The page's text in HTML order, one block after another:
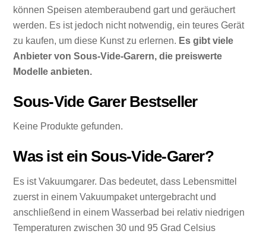
können Speisen atemberaubend gart und geräuchert
werden. Es ist jedoch nicht notwendig, ein teures Gerät
zu kaufen, um diese Kunst zu erlernen. Es gibt viele
Anbieter von Sous-Vide-Garern, die preiswerte
Modelle anbieten.
Sous-Vide Garer Bestseller
Keine Produkte gefunden.
Was ist ein Sous-Vide-Garer?
Es ist Vakuumgarer. Das bedeutet, dass Lebensmittel
zuerst in einem Vakuumpaket untergebracht und
anschließend in einem Wasserbad bei relativ niedrigen
Temperaturen zwischen 30 und 95 Grad Celsius